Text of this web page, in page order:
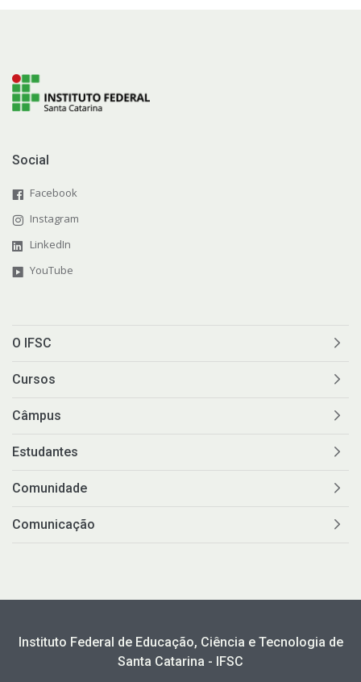
Social
Facebook
Instagram
LinkedIn
YouTube
O IFSC
Cursos
Câmpus
Estudantes
Comunidade
Comunicação
Instituto Federal de Educação, Ciência e Tecnologia de
Santa Catarina - IFSC